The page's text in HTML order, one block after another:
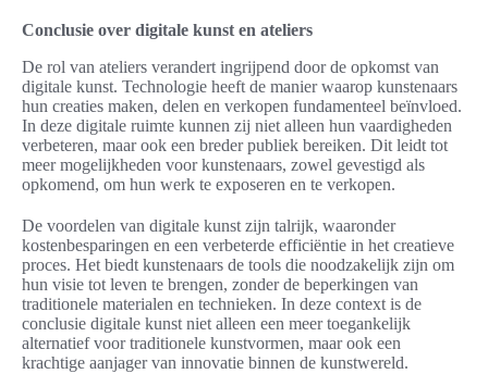
Conclusie over digitale kunst en ateliers
De rol van ateliers verandert ingrijpend door de opkomst van
digitale kunst. Technologie heeft de manier waarop kunstenaars
hun creaties maken, delen en verkopen fundamenteel beïnvloed.
In deze digitale ruimte kunnen zij niet alleen hun vaardigheden
verbeteren, maar ook een breder publiek bereiken. Dit leidt tot
meer mogelijkheden voor kunstenaars, zowel gevestigd als
opkomend, om hun werk te exposeren en te verkopen.
De voordelen van digitale kunst zijn talrijk, waaronder
kostenbesparingen en een verbeterde efficiëntie in het creatieve
proces. Het biedt kunstenaars de tools die noodzakelijk zijn om
hun visie tot leven te brengen, zonder de beperkingen van
traditionele materialen en technieken. In deze context is de
conclusie digitale kunst niet alleen een meer toegankelijk
alternatief voor traditionele kunstvormen, maar ook een
krachtige aanjager van innovatie binnen de kunstwereld.